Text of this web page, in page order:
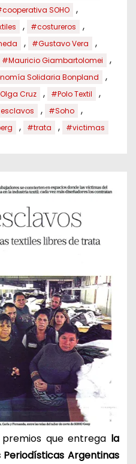
SOHO ,
, #costureros ,
, #Gustavo Vera ,
#Mauricio Giambartolomei ,
Solidaria Bonpland ,
Cruz , #Polo Textil ,
, #Soho ,
, #trata , #victimas
que entrega la
Argentinas